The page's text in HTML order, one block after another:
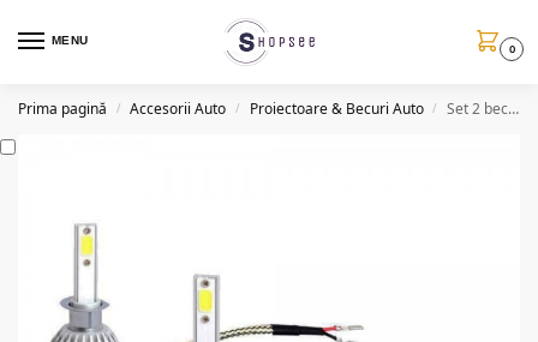
MENU
0
Prima pagină / Accesorii Auto / Proiectoare & Becuri Auto / Set 2 becuri auto C6 H3 6000K, 48W/bec , 8000 lumeni